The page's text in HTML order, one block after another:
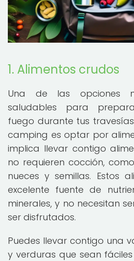
1. Alimentos crudos
Una de las opciones
saludables para
fuego durante tus
camping es optar por
implica llevar contigo
no requieren cocción,
nueces y semillas. Estos
excelente fuente de
minerales, y no necesitan
ser disfrutados.
Puedes llevar contigo una
y verduras que sean